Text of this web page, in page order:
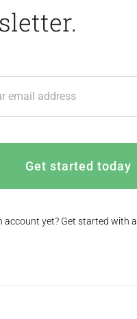
Get started today
account yet? Get started with a